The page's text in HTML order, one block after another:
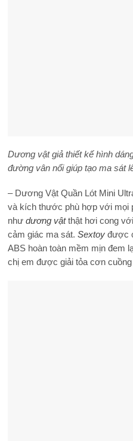
Dương vật giả thiết kế hình
đường vân nổi giúp tạo ma sát
– Dương Vật Quần Lót Mini
và kích thước phù hợp với mọi
như dương vậtthật hơi cong
cảm giác ma sát. Sextoy được
ABS hoàn toàn mềm mịn đem
chị em được giải tỏa cơn cuồng